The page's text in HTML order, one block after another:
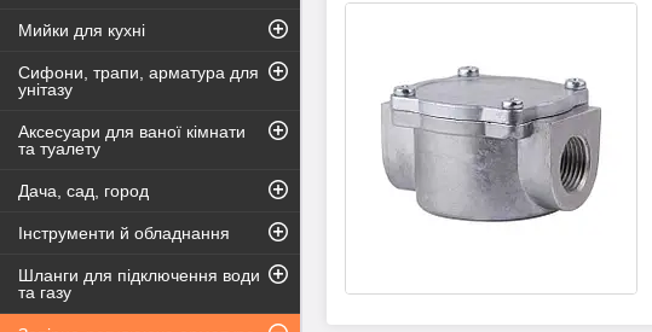
Мийки для кухні
Сифони, трапи, арматура для
унітазу
Аксесуари для ваної кімнати
та туалету
Дача, сад, город
Інструменти й обладнання
Шланги для підключення води
та газу